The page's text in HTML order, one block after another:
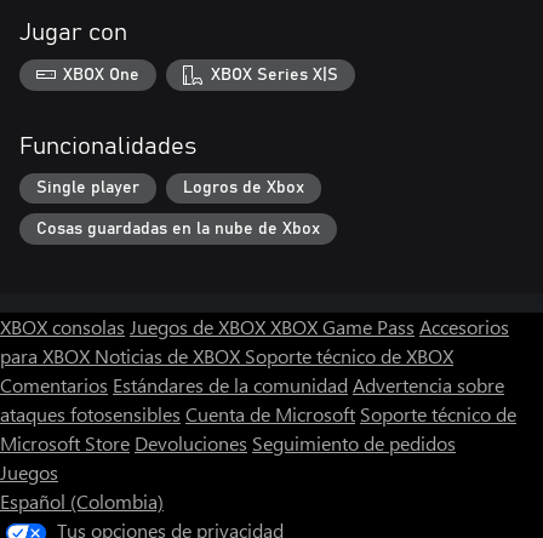
Jugar con
XBOX One XBOX Series X|S
Funcionalidades
Single player Logros de Xbox
Cosas guardadas en la nube de Xbox
XBOX consolas Juegos de XBOXXBOX Game Pass Accesorios
para XBOX Noticias de XBOX Soporte técnico de XBOX
Comentarios Estándares de la comunidad Advertencia sobre
ataques fotosensibles Cuenta de Microsoft Soporte técnico de
Microsoft Store Devoluciones Seguimiento de pedidos
Juegos
Español (Colombia)
Tus opciones de privacidad